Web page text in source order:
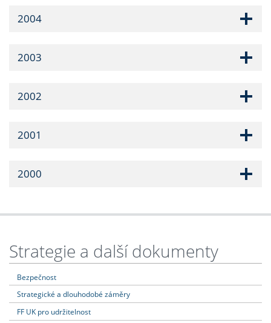
2004
2003
2002
2001
2000
Strategie a další dokumenty
Bezpečnost
Strategické a dlouhodobé záměry
FF UK pro udržitelnost